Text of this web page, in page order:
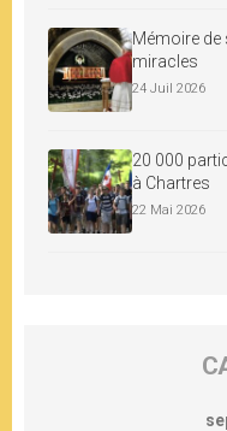
Mémoire de
miracles
24 Juil 2026
20 000
à Chartres
22 Mai 2026